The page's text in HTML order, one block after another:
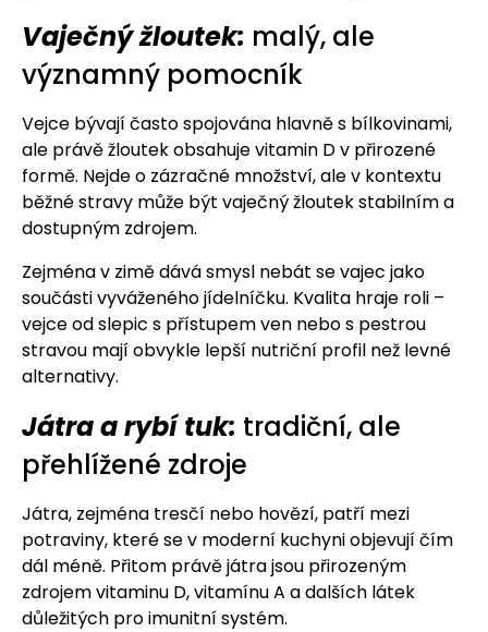
Vaječný žloutek: malý, ale
významný pomocník
Vejce bývají často spojována hlavně s bílkovinami,
ale právě žloutek obsahuje vitamin D v přirozené
formě. Nejde o zázračné množství, ale v kontextu
běžné stravy může být vaječný žloutek stabilním a
dostupným zdrojem.
Zejména v zimě dává smysl nebát se vajec jako
součásti vyváženého jídelníčku. Kvalita hraje roli –
vejce od slepic s přístupem ven nebo s pestrou
stravou mají obvykle lepší nutriční profil než levné
alternativy.
Játra a rybí tuk: tradiční, ale
přehlížené zdroje
Játra, zejména tresčí nebo hovězí, patří mezi
potraviny, které se v moderní kuchyni objevují čím
dál méně. Přitom právě játra jsou přirozeným
zdrojem vitaminu D, vitamínu A a dalších látek
důležitých pro imunitní systém.